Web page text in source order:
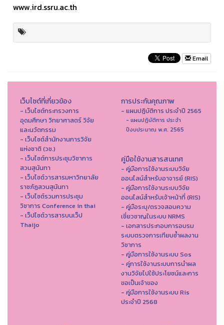
www.ird.ssru.ac.th
Email
เว็บไซต์ที่เกี่ยวข้อง
- เว็บไซต์กระทรวงการ
อุดมศึกษา วิทยาศาสตร์ วิจัย
และนวัตกรรม
- เว็บไซต์สำนักงานการวิจัย
แห่งชาติ (วช.)
- เว็บไซต์การประชุมวิชาการ
สวนสุนันทา
- เว็บไซต์วารสารมหาวิทยาลัย
ราชภัฏสวนสุนันทา
- เว็บไซต์รวมการประชุม
วิชาการ Conference in thai
- เว็ปไซต์วารสารบนเว็ป
Thaijo
การประกันคุณภาพ
- แผนปฏิบัติการ ประจำปี 2565
- แผนปฏิบัติการ ประจำ
ปีงบประมาณ พ.ศ. 2565
คู่มือใช้งานสารสนเทศ
- คู่มือการใช้งานระบบวิจัย
ออนไลน์สำหรับอาจารย์ (RIS)
- คู่มือการใช้งานระบบวิจัย
ออนไลน์สำหรับเจ้าหน้าที่ (RIS)
- คู่มือระบุ/ตรวจสอบความ
เชี่ยวชาญในระบบ NRMS
- เอกสารประกอบการอบรม
ระบบตรวจการเทียบซ้ำผลงาน
วิชาการ
- คู่มือการใช้งานระบบ Sos
- คู่การใช้งานระบบการนำผล
งานวิจัยไปใช้ประโยชน์และการ
ขอเป็นเจ้าของ
- คู่มือการใช้งานระบบ Ris
ประจำปี 2568